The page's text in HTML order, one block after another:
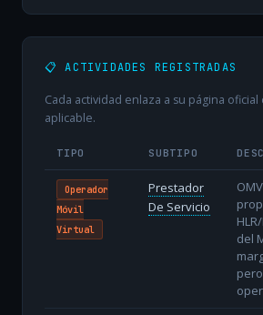
📋 ACTIVIDADES REGISTRADAS
Cada actividad enlaza a su página
aplicable.
TIPO SUBTIPO
Operador
Móvil
Virtual
Prestador
De Servicio
del